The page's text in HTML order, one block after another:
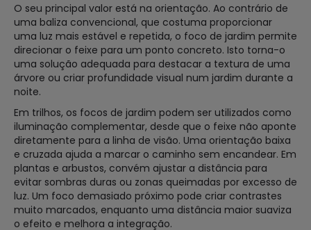
O seu principal valor está na orientação. Ao contrário de
uma baliza convencional, que costuma proporcionar
uma luz mais estável e repetida, o foco de jardim permite
direcionar o feixe para um ponto concreto. Isto torna-o
uma solução adequada para destacar a textura de uma
árvore ou criar profundidade visual num jardim durante a
noite.
Em trilhos, os focos de jardim podem ser utilizados como
iluminação complementar, desde que o feixe não aponte
diretamente para a linha de visão. Uma orientação baixa
e cruzada ajuda a marcar o caminho sem encandear. Em
plantas e arbustos, convém ajustar a distância para
evitar sombras duras ou zonas queimadas por excesso de
luz. Um foco demasiado próximo pode criar contrastes
muito marcados, enquanto uma distância maior suaviza
o efeito e melhora a integração.